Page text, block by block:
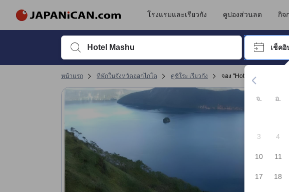
โรงแรมและเรียวกัง คูปองส่วนลด กิจ
พิมพ์ชื่อที่พักหรือคำที่ต้องการค้นหา จากนั้นใช้ปุ่มลูกศรหรือปุ่ม Tab เพื่อเลื่อนหาค
เช็คอิ
กด Enter เพื่อ
จ. อ.
3 4
10 11
17 18
หน้าแรก ที่พักในจังหวัดฮอกไกโด คุชิโระ เรียวกัง จอง "Hotel Mashu"
รีวิวทั้งหมดของ JAPANiCAN มาจากผู้เข้าพักจริง ซึ่งเขียนหลังจากการเดินทางไปเข้าพัก ดังนั้น